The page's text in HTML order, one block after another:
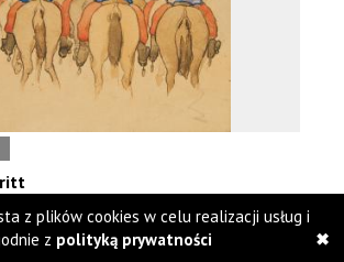
z plików cookies w celu realizacji usług i
z polityką prywatności